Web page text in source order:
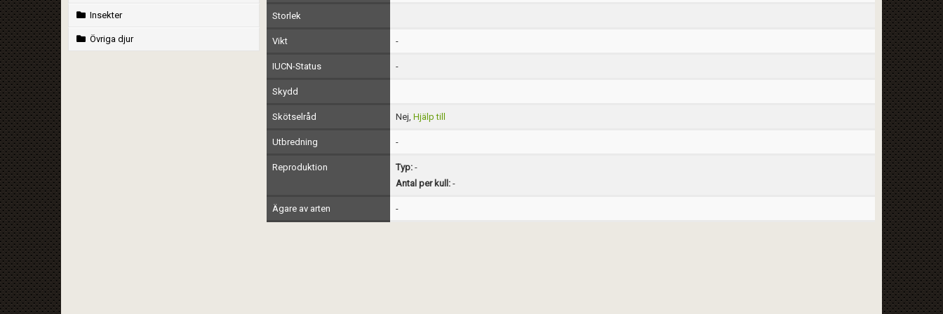
Insekter
Övriga djur
Storlek
Vikt -
IUCN-Status -
Skydd
Skötselråd Nej, Hjälp till
Utbredning -
Reproduktion Typ:-
Antal per kull:-
Ägare av arten -